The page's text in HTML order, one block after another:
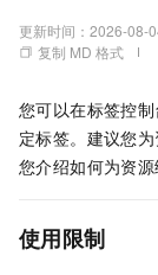
更新时间： 2026-08-
复制 MD 格式
您可以在标签控
定标签。建议您
您介绍如何为资源
使用限制